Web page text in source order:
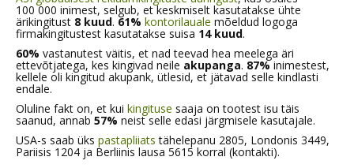
100 000 inimest, selgub, et keskmiselt kasutatakse ühte
ärikingitust 8 kuud. 61% kontorilauale mõeldud logoga
firmakingitustest kasutatakse suisa 14 kuud.
60% vastanutest väitis, et nad teevad hea meelega äri
ettevõtjatega, kes kingivad neile akupanga. 87%inimestest,
kellele oli kingitud akupank, ütlesid, et jätavad selle kindlasti
endale.
Oluline fakt on, et kui kingituse saaja on tootest isu täis
saanud, annab 57% neist selle edasi järgmisele kasutajale.
USA-s saab üks pastapliiats tähelepanu 2805, Londonis 3449,
Pariisis 1204 ja Berliinis lausa 5615 korral (kontakti).